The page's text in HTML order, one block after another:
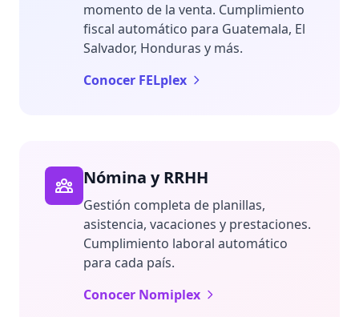
momento de la venta. Cumplimiento
fiscal automático para Guatemala, El
Salvador, Honduras y más.
Conocer FELplex
Nómina y RRHH
Gestión completa de planillas,
asistencia, vacaciones y prestaciones.
Cumplimiento laboral automático
para cada país.
Conocer Nomiplex